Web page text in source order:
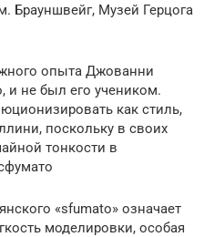
Брауншвейг, Музей Герцога
опыта Джованни
и не был его учеником.
как стиль,
поскольку в своих
тонкости в
«sfumato» означает
моделировки, особая